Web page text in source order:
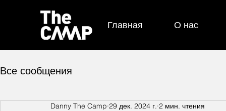
Главная О нас
Все сообщения
Danny The Camp 29 дек. 2024 г. 2 мин. чтения